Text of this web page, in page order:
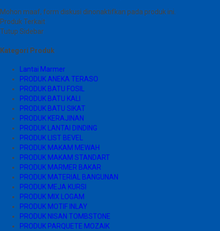
Mohon maaf, form diskusi dinonaktifkan pada produk ini.
Produk Terkait
Tutup Sidebar
Kategori Produk
Lantai Marmer
PRODUK ANEKA TERASO
PRODUK BATU FOSIL
PRODUK BATU KALI
PRODUK BATU SIKAT
PRODUK KERAJINAN
PRODUK LANTAI DINDING
PRODUK LIST BEVEL
PRODUK MAKAM MEWAH
PRODUK MAKAM STANDART
PRODUK MARMER BAKAR
PRODUK MATERIAL BANGUNAN
PRODUK MEJA KURSI
PRODUK MIX LOGAM
PRODUK MOTIF INLAY
PRODUK NISAN TOMBSTONE
PRODUK PARQUETE MOZAIK